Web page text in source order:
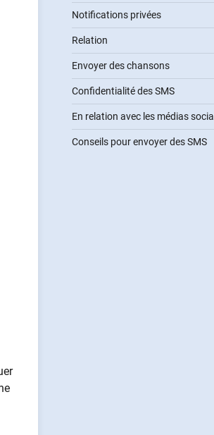
Notifications privées
Relation
Envoyer des chansons
Confidentialité des SMS
En relation avec les médias
Conseils pour envoyer des SMS